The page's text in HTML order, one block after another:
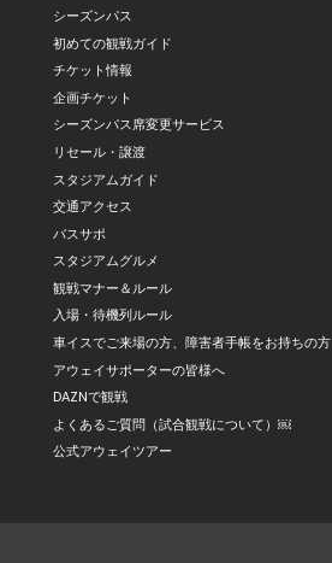
シーズンパス
初めての観戦ガイド
チケット情報
企画チケット
シーズンパス席変更サービス
リセール・譲渡
スタジアムガイド
交通アクセス
バスサポ
スタジアムグルメ
観戦マナー＆ルール
入場・待機列ルール
車イスでご来場の方、障害者手帳をお持ちの方
アウェイサポーターの皆様へ
DAZNで観戦
よくあるご質問（試合観戦について）￼
公式アウェイツアー